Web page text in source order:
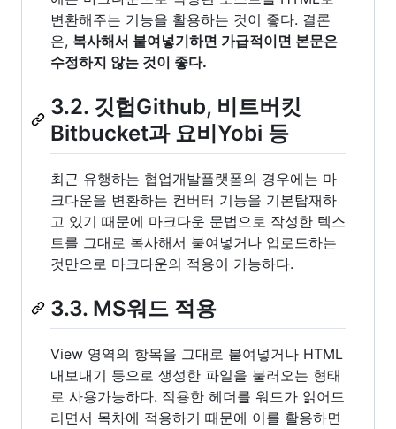
변환해주는 기능을 활용하는 것이 좋다. 결론
은, 복사해서 붙여넣기하면 가급적이면 본문은
수정하지 않는 것이 좋다.
3.2. 깃헙Github, 비트버킷
Bitbucket과 요비Yobi 등
최근 유행하는 협업개발플랫폼의 경우에는 마
크다운을 변환하는 컨버터 기능을 기본탑재하
고 있기 때문에 마크다운 문법으로 작성한 텍스
트를 그대로 복사해서 붙여넣거나 업로드하는
것만으로 마크다운의 적용이 가능하다.
3.3. MS워드 적용
View 영역의 항목을 그대로 붙여넣거나 HTML
내보내기 등으로 생성한 파일을 불러오는 형태
로 사용가능하다. 적용한 헤더를 워드가 읽어드
리면서 목차에 적용하기 때문에 이를 활용하면